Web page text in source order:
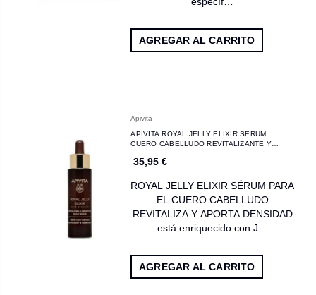
AGREGAR AL CARRITO
Apivita
APIVITA ROYAL JELLY ELIXIR SERUM
CUERO CABELLUDO REVITALIZANTE Y
35,95 €
ROYAL JELLY ELIXIR SÉRUM PARA
EL CUERO CABELLUDO
REVITALIZA Y APORTA DENSIDAD
está enriquecido con J…
AGREGAR AL CARRITO